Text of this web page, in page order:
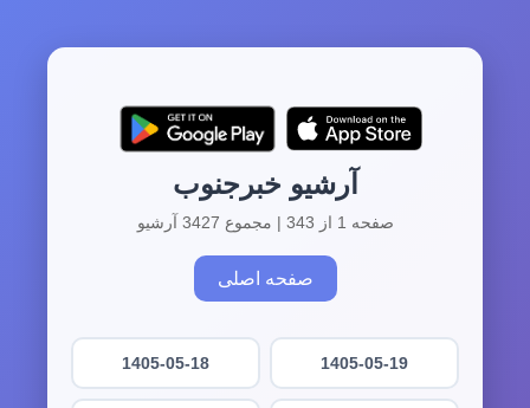
آرشیو خبرجنوب
صفحه 1 از 343 | مجموع 3427 آرشیو
صفحه اصلی
1405-05-19
1405-05-18